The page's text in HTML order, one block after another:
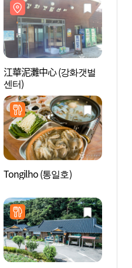
江華泥灘中心 (강화갯벌
센터)
Tongilho (통일호)